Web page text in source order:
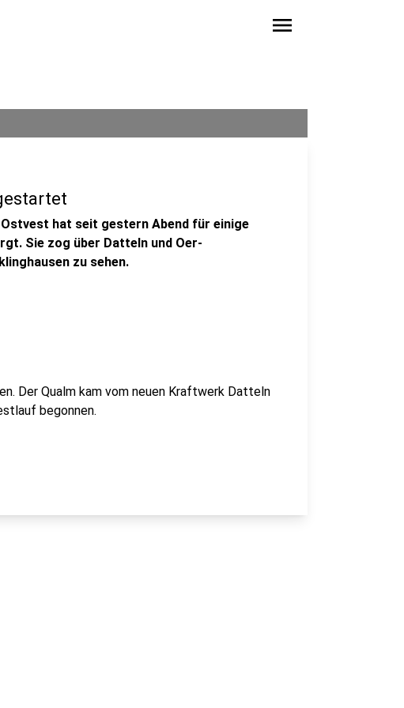
menu
hat seit gestern Abend für einige
Sie zog über Datteln und Oer-
zu sehen.
Der Qualm kam vom neuen Kraftwerk Datteln
begonnen.